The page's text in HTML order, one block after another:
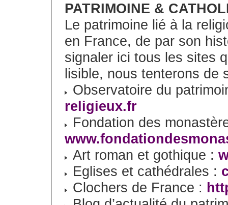
PATRIMOINE &
Le patrimoine lié à la
en France, de par son
signaler ici tous les sites
lisible, nous tenterons de
Observatoire du
religieux.fr
Fondation des
Art roman et gothique :
Eglises et cathédrales :
Clochers de France :